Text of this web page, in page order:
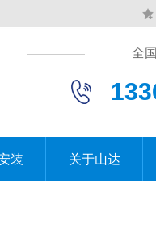
全
装 关于山达